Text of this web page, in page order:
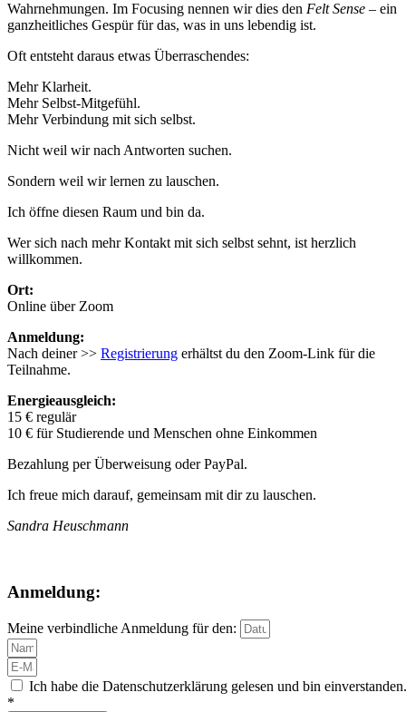
Wahrnehmungen. Im Focusing nennen wir dies den Felt Sense – ein
ganzheitliches Gespür für das, was in uns lebendig ist.
Oft entsteht daraus etwas Überraschendes:
Mehr Klarheit.
Mehr Selbst-Mitgefühl.
Mehr Verbindung mit sich selbst.
Nicht weil wir nach Antworten suchen.
Sondern weil wir lernen zu lauschen.
Ich öffne diesen Raum und bin da.
Wer sich nach mehr Kontakt mit sich selbst sehnt, ist herzlich
willkommen.
Ort:
Online über Zoom
Anmeldung:
Nach deiner >> Registrierung erhältst du den Zoom-Link für die
Teilnahme.
Energieausgleich:
15 € regulär
10 € für Studierende und Menschen ohne Einkommen
Bezahlung per Überweisung oder PayPal.
Ich freue mich darauf, gemeinsam mit dir zu lauschen.
Sandra Heuschmann
Anmeldung:
Meine verbindliche Anmeldung für den:
Ich habe die Datenschutzerklärung gelesen und bin einverstanden.
*